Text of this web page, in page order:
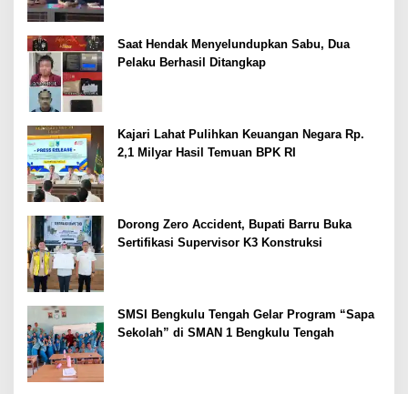
Saat Hendak Menyelundupkan Sabu, Dua
Pelaku Berhasil Ditangkap
Kajari Lahat Pulihkan Keuangan Negara Rp.
2,1 Milyar Hasil Temuan BPK RI
Dorong Zero Accident, Bupati Barru Buka
Sertifikasi Supervisor K3 Konstruksi
SMSI Bengkulu Tengah Gelar Program “Sapa
Sekolah” di SMAN 1 Bengkulu Tengah